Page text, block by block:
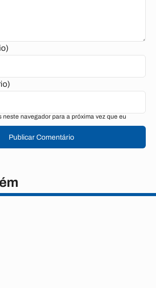
neste navegador para a próxima vez que eu
Publicar Comentário